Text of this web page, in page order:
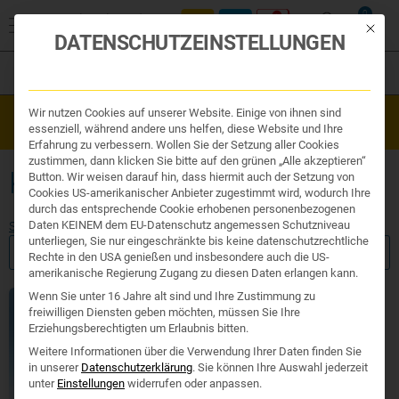
0
Organe & Organ Uhr
Traditionelle Medizin
Nahrungsergänzung
Kosmetik und Hygiene
Ihr Apotheker
Westend Online-Shop: Sicher, schnell und 24/7 für Sie da!
Gratisversand ab €50
KÜHLTASCHE
Start/ Produkte verschlagwortet mit „kühltasche“
FILTER ANZEIGEN
Mit
DATENSCHUTZEINSTELLUNGEN
Wir nutzen Cookies auf unserer Website. Einige von ihnen sind
essenziell, während andere uns helfen, diese Website und Ihre
Erfahrung zu verbessern. Wollen Sie der Setzung aller Cookies
zustimmen, dann klicken Sie bitte auf den grünen „Alle akzeptieren“
Button. Wir weisen darauf hin, dass hiermit auch der Setzung von
Cookies US-amerikanischer Anbieter zugestimmt wird, wodurch Ihre
durch das entsprechende Cookie erhobenen personenbezogenen
Daten KEINEM dem EU-Datenschutz angemessen Schutzniveau
unterliegen, Sie nur eingeschränkte bis keine datenschutzrechtliche
Rechte in den USA genießen und insbesondere auch die US-
amerikanische Regierung Zugang zu diesen Daten erlangen kann.
Wenn Sie unter 16 Jahre alt sind und Ihre Zustimmung zu
freiwilligen Diensten geben möchten, müssen Sie Ihre
Erziehungsberechtigten um Erlaubnis bitten.
Weitere Informationen über die Verwendung Ihrer Daten finden Sie
in unserer Datenschutzerklärung. Sie können Ihre Auswahl jederzeit
unter Einstellungen widerrufen oder anpassen.